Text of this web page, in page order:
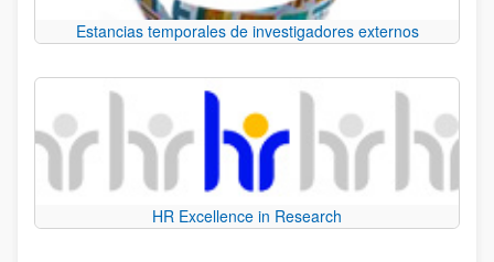
Estancias temporales de investigadores externos
HR Excellence in Research